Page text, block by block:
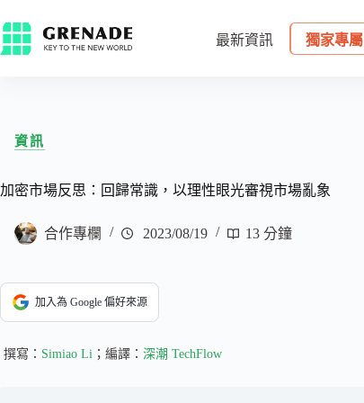
最新資訊 獨家專屬
資訊
加密市場反思：回歸常識，以理性眼光審視市場亂象
合作專欄 2023/08/19 13 分鐘
加入為 Google 偏好來源
撰寫： Simiao Li ；編譯： 深潮 TechFlow